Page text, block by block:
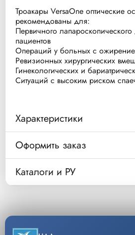
Характеристики
Оформить заказ
Каталоги и РУ
Троакары VersaOne оптические
рекомендованы для:
Первичного
пациентов
Операций у больных с
Ревизионных хирургических
Гинекологических и
Ситуаций с высоким риском
Оптические троакары
представляют собой новое
технологии
Их уникальная
позволяющую хирургу в
реального времени
Код ONB11LGF
Троакар VersaOne
Уп/шт. 1